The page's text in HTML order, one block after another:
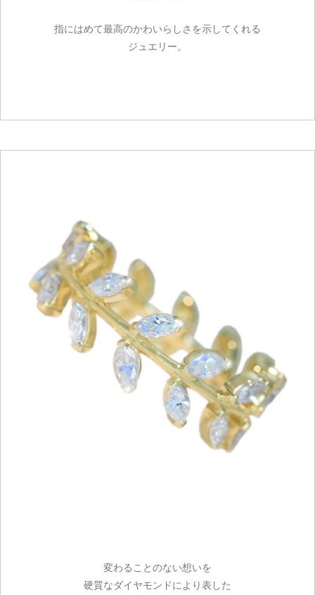
指にはめて最高のかわいらしさを示してくれる
ジュエリー。
変わることのない想いを
硬質なダイヤモンドにより表した